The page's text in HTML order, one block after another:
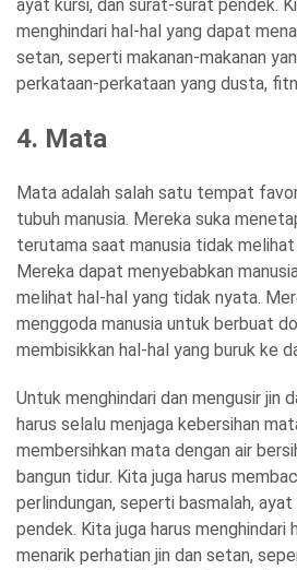
ayat kursi, dan surat-surat pendek.
menghindari hal-hal yang dapat
setan, seperti makanan-makanan
perkataan-perkataan yang dusta,
4. Mata
Mata adalah salah satu tempat
tubuh manusia. Mereka suka
terutama saat manusia tidak melihat
Mereka dapat menyebabkan
melihat hal-hal yang tidak nyata.
menggoda manusia untuk berbuat
membisikkan hal-hal yang buruk ke
Untuk menghindari dan mengusir jin
harus selalu menjaga kebersihan
membersihkan mata dengan air
bangun tidur. Kita juga harus
perlindungan, seperti basmalah,
pendek. Kita juga harus menghindari
menarik perhatian jin dan setan,